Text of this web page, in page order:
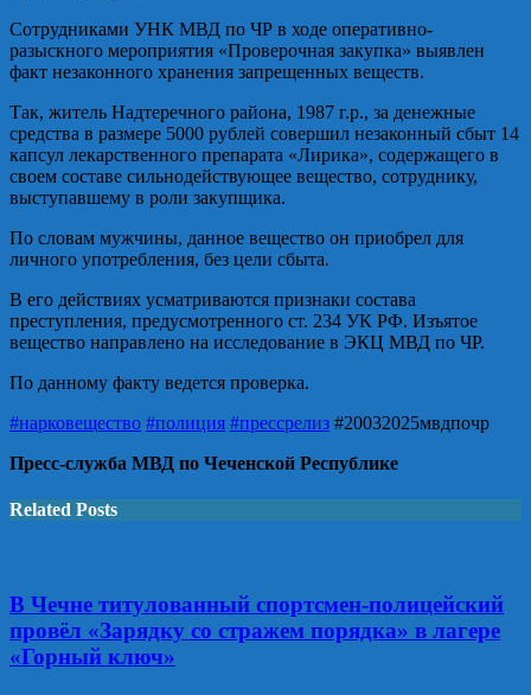
Сотрудниками УНК МВД по ЧР в ходе оперативно-
разыскного мероприятия «Проверочная закупка» выявлен
факт незаконного хранения запрещенных веществ.
Так, житель Надтеречного района, 1987 г.р., за денежные
средства в размере 5000 рублей совершил незаконный сбыт 14
капсул лекарственного препарата «Лирика», содержащего в
своем составе сильнодействующее вещество, сотруднику,
выступавшему в роли закупщика.
По словам мужчины, данное вещество он приобрел для
личного употребления, без цели сбыта.
В его действиях усматриваются признаки состава
преступления, предусмотренного ст. 234 УК РФ. Изъятое
вещество направлено на исследование в ЭКЦ МВД по ЧР.
По данному факту ведется проверка.
#нарковещество #полиция #прессрелиз #20032025мвдпочр
Пресс-служба МВД по Чеченской Республике
Related Posts
В Чечне титулованный спортсмен-полицейский
провёл «Зарядку со стражем порядка» в лагере
«Горный ключ»